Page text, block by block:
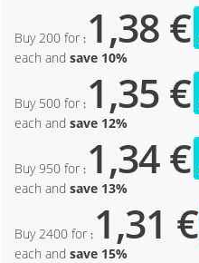
Buy 200 for 1,38 €
each andsave 10%
Buy 500 for 1,35 €
each andsave 12%
Buy 950 for 1,34 €
each andsave 13%
Buy 2400 for 1,31 €
each andsave 15%